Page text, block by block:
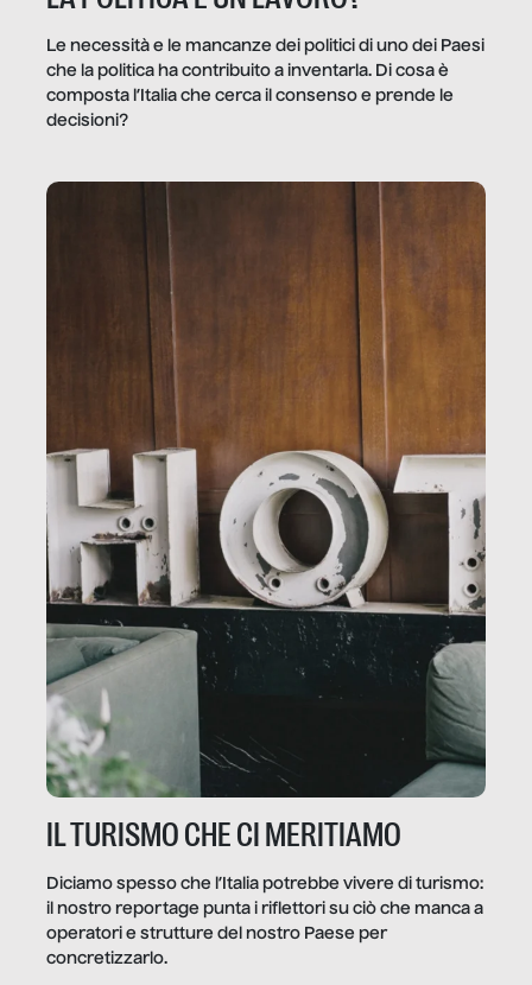
Le necessità e le mancanze dei politici di uno dei Paesi
che la politica ha contribuito a inventarla. Di cosa è
composta l’Italia che cerca il consenso e prende le
decisioni?
IL TURISMO CHE CI MERITIAMO
Diciamo spesso che l’Italia potrebbe vivere di turismo:
il nostro reportage punta i riflettori su ciò che manca a
operatori e strutture del nostro Paese per
concretizzarlo.